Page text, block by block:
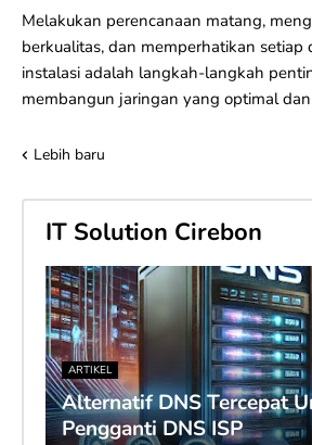
Melakukan perencanaan matang,
berkualitas, dan memperhatikan setiap
instalasi adalah langkah-langkah
membangun jaringan yang optimal
Lebih baru
IT Solution Cirebon
ARTIKEL
Alternatif DNS Tercepat
Pengganti DNS ISP